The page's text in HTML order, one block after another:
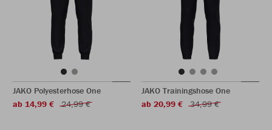
JAKO Polyesterhose One
ab 14,99 €
24,99 €
JAKO Trainingshose One
ab 20,99 €
34,99 €